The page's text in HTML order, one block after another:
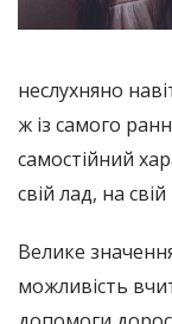
неслухняно
ж із самого
самостійний
свій лад, на
Велике
можливість